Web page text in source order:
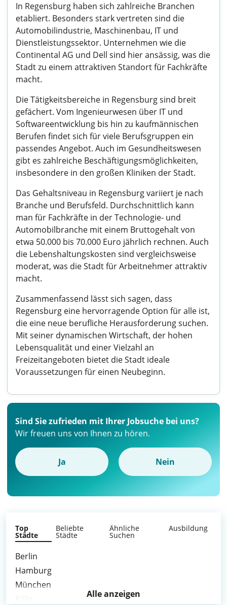
In Regensburg haben sich zahlreiche Branchen
etabliert. Besonders stark vertreten sind die
Automobilindustrie, Maschinenbau, IT und
Dienstleistungssektor. Unternehmen wie die
Continental AG und Dell sind hier ansässig, was die
Stadt zu einem attraktiven Standort für Fachkräfte
macht.
Die Tätigkeitsbereiche in Regensburg sind breit
gefächert. Vom Ingenieurwesen über IT und
Softwareentwicklung bis hin zu kaufmännischen
Berufen findet sich für viele Berufsgruppen ein
passendes Angebot. Auch im Gesundheitswesen
gibt es zahlreiche Beschäftigungsmöglichkeiten,
insbesondere in den großen Kliniken der Stadt.
Das Gehaltsniveau in Regensburg variiert je nach
Branche und Berufsfeld. Durchschnittlich kann
man für Fachkräfte in der Technologie- und
Automobilbranche mit einem Bruttogehalt von
etwa 50.000 bis 70.000 Euro jährlich rechnen. Auch
die Lebenshaltungskosten sind vergleichsweise
moderat, was die Stadt für Arbeitnehmer attraktiv
macht.
Zusammenfassend lässt sich sagen, dass
Regensburg eine hervorragende Option für alle ist,
die eine neue berufliche Herausforderung suchen.
Mit seiner dynamischen Wirtschaft, der hohen
Lebensqualität und einer Vielzahl an
Freizeitangeboten bietet die Stadt ideale
Voraussetzungen für einen Neubeginn.
Sind Sie zufrieden mit Ihrer Jobsuche bei uns?
Wir freuen uns von Ihnen zu hören.
Ja Nein
Top
Städte
Beliebte
Städte
Ähnliche
Suchen
Ausbildung
Berlin
Hamburg
München
Alle anzeigen